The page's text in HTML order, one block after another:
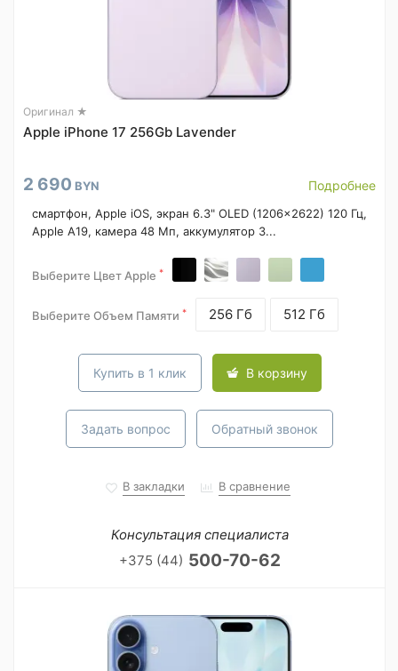
Оригинал ★
Apple iPhone 17 256Gb Lavender
2 690 BYN Подробнее
смартфон, Apple iOS, экран 6.3" OLED (1206x2622) 120 Гц,
Apple A19, камера 48 Мп, аккумулятор 3...
Выберите Цвет Apple *
Выберите Объем Памяти * 256 Гб 512 Гб
Купить в 1 клик В корзину
Задать вопрос Обратный звонок
В закладки В сравнение
Консультация специалиста
+375 (44) 500-70-62